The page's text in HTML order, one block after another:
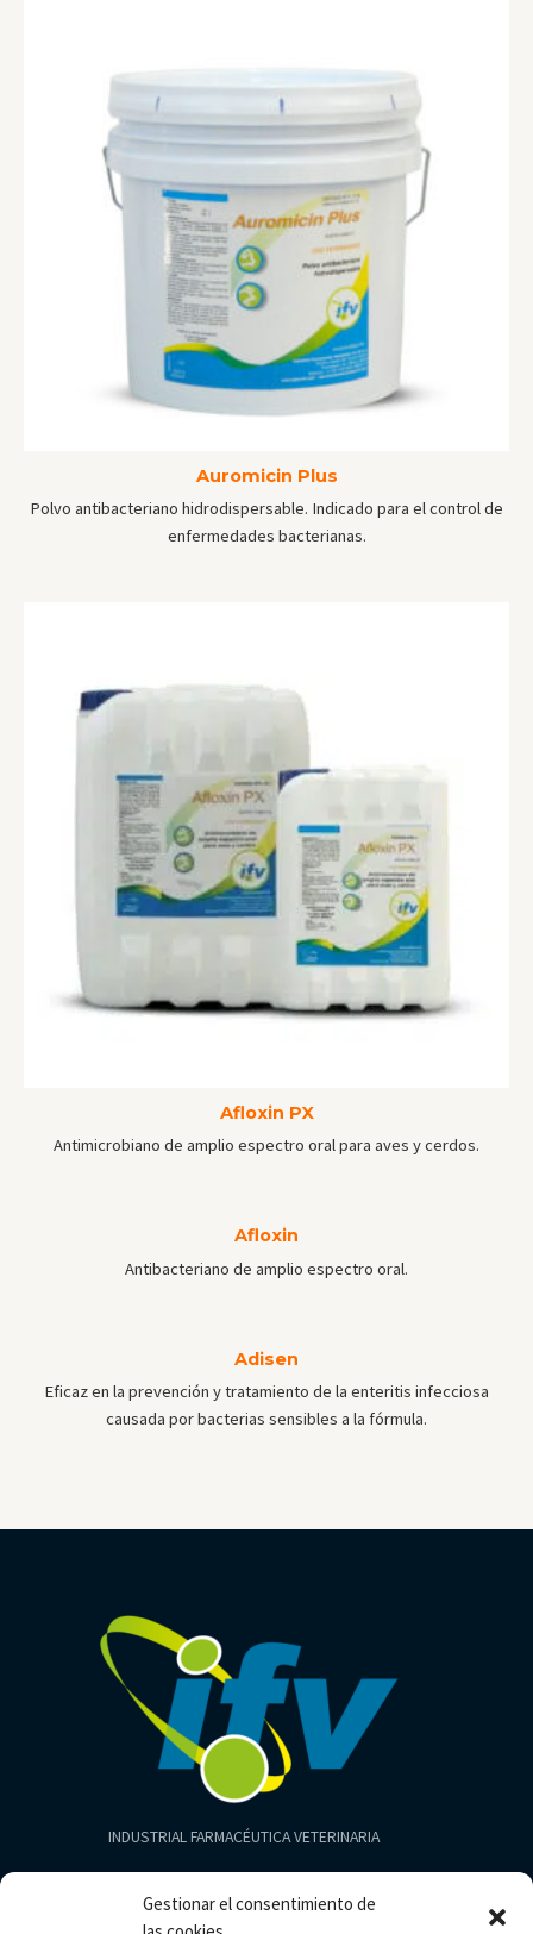
Gestionar el consentimiento de
Auromicin Plus
Polvo antibacteriano hidrodispersable. Indicado para el control de
enfermedades bacterianas.
Afloxin PX
Antimicrobiano de amplio espectro oral para aves y cerdos.
Afloxin
Antibacteriano de amplio espectro oral.
Adisen
Eficaz en la prevención y tratamiento de la enteritis infecciosa
causada por bacterias sensibles a la fórmula.
INDUSTRIAL FARMACÉUTICA VETERINARIA
Productos